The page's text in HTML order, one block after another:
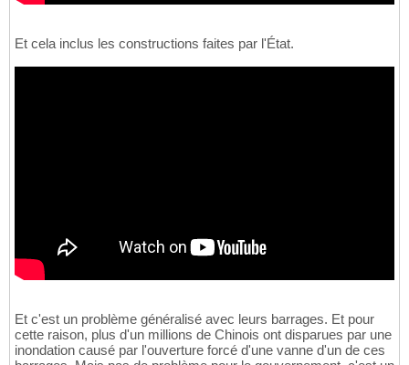
Et cela inclus les constructions faites par l'État.
Et c'est un problème généralisé avec leurs barrages. Et pour
cette raison, plus d'un millions de Chinois ont disparues par une
inondation causé par l'ouverture forcé d'une vanne d'un de ces